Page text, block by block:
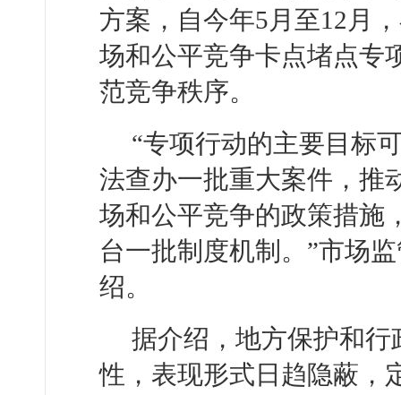
方案，自今年5月至12月
场和公平竞争卡点堵点专
范竞争秩序。
“专项行动的主要目标
法查办一批重大案件，推
场和公平竞争的政策措施
台一批制度机制。”市场
绍。
据介绍，地方保护和
性，表现形式日趋隐蔽，